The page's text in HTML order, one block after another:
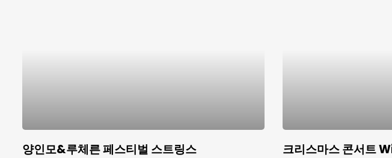
양인모&루체른 페스티벌 스트링스 크리스마스 콘서트